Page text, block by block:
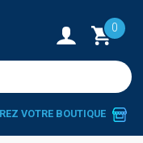
0
VOTRE BOUTIQUE